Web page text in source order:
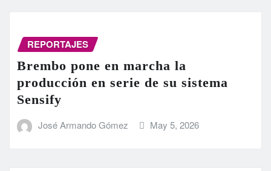
REPORTAJES
Brembo pone en marcha la
producción en serie de su sistema
Sensify
José Armando Gómez May 5, 2026